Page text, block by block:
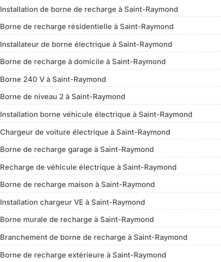
Installation de borne de recharge à Saint-Raymond
Borne de recharge résidentielle à Saint-Raymond
Installateur de borne électrique à Saint-Raymond
Borne de recharge à domicile à Saint-Raymond
Borne 240 V à Saint-Raymond
Borne de niveau 2 à Saint-Raymond
Installation borne véhicule électrique à Saint-Raymond
Chargeur de voiture électrique à Saint-Raymond
Borne de recharge garage à Saint-Raymond
Recharge de véhicule électrique à Saint-Raymond
Borne de recharge maison à Saint-Raymond
Installation chargeur VE à Saint-Raymond
Borne murale de recharge à Saint-Raymond
Branchement de borne de recharge à Saint-Raymond
Borne de recharge extérieure à Saint-Raymond